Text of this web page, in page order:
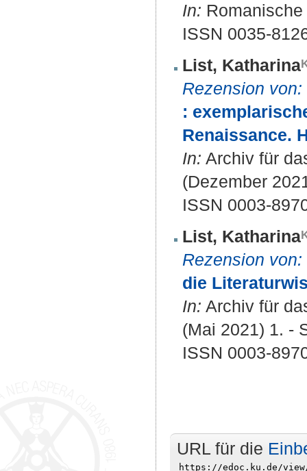
In:
ISSN 0035-
List, Katharina
Rezension von:
:
Renaissance.
In: Archiv für
(Dezember
ISSN 0003-
List, Katharina
Rezension von:
die
In: Archiv für
(Mai 2021) 1. -
ISSN 0003-
URL für die